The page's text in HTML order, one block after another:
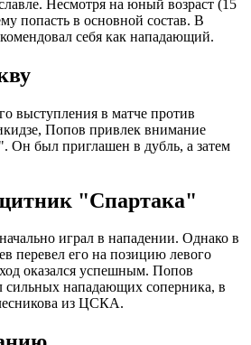
Несмотря на юный возраст (15
попасть в основной состав. В
себя как нападающий.
выступления в матче против
Попов привлек внимание
Он был приглашен в дубль, а затем
"Спартака"
играл в нападении. Однако в
перевел его на позицию левого
оказался успешным. Попов
сильных нападающих соперника, в
из ЦСКА.